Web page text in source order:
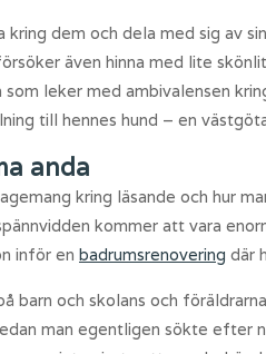
dem och dela med sig av
även hinna med lite
leker med ambivalensen
till hennes hund – en
anda
kring läsande och hur
kommer att vara
inför en badrumsrenovering där
och skolans och
man egentligen sökte efter